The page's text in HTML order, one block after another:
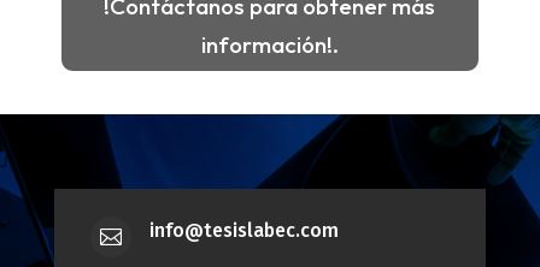
!Contáctanos para obtener más
información!.
 info@tesislabec.com